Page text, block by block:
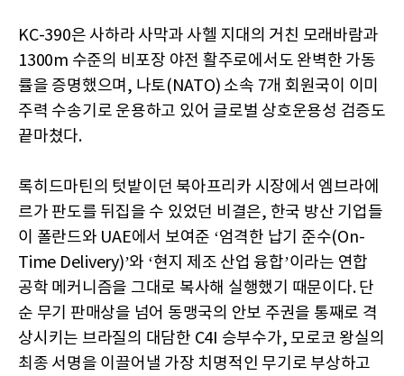
KC-390은 사하라 사막과 사헬 지대의 거친 모래바람과
1300m 수준의 비포장 야전 활주로에서도 완벽한 가동
률을 증명했으며, 나토(NATO) 소속 7개 회원국이 이미
주력 수송기로 운용하고 있어 글로벌 상호운용성 검증도
끝마쳤다.
록히드마틴의 텃밭이던 북아프리카 시장에서 엠브라에
르가 판도를 뒤집을 수 있었던 비결은, 한국 방산 기업들
이 폴란드와 UAE에서 보여준 ‘엄격한 납기 준수(On-
Time Delivery)’와 ‘현지 제조 산업 융합’이라는 연합
공학 메커니즘을 그대로 복사해 실행했기 때문이다. 단
순 무기 판매상을 넘어 동맹국의 안보 주권을 통째로 격
상시키는 브라질의 대담한 C4I 승부수가, 모로코 왕실의
최종 서명을 이끌어낼 가장 치명적인 무기로 부상하고